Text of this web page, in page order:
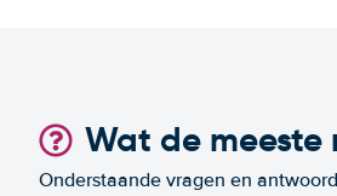
Wat de meeste
Onderstaande vragen en